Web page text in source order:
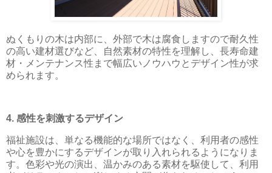
ぬくもりの木は内部に、外部で木は腐食しますので耐久性
の高い建材選びなど、自然素材の特性を理解し、長寿命建
材・メンテナンス性まで幅広いノウハウとデザイン性が求
められます。
4. 感性を刺激するデザイン
福祉施設は、単なる機能的な場所ではなく、利用者の感性
や心を豊かにするデザインが取り入れられるようになりま
す。色彩や光の演出、温かみのある素材を駆使して、利用